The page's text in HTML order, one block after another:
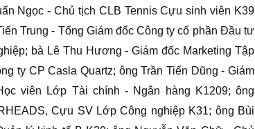
Ngọc - Chủ tịch CLB Tennis Cựu sinh viên K39
Trung - Tổng Giám đốc Công ty cổ phần Đầu tư
bà Lê Thu Hương - Giám đốc Marketing Tập
ty CP Casla Quartz; ông Trần Tiến Dũng - Giám
viên Lớp Tài chính - Ngân hàng K1209; ông
Cựu SV Lớp Công nghiệp K31; ông Bùi